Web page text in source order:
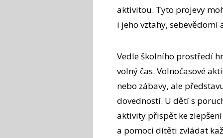
aktivitou. Tyto projevy
i jeho vztahy, sebevědomí
Vedle školního prostředí
volný čas. Volnočasové
nebo zábavy, ale
dovedností. U dětí s
aktivity přispět ke
a pomoci dítěti zvládat